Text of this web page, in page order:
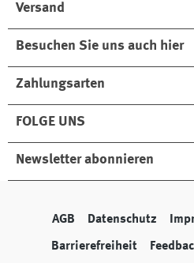
Versand
Besuchen Sie uns auch hier
Zahlungsarten
FOLGE UNS
Newsletter abonnieren
AGB Datenschutz
Barrierefreiheit